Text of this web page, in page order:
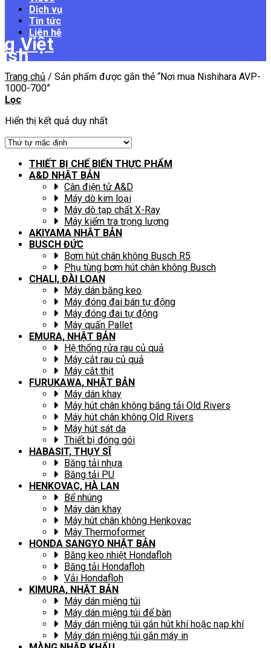
Dịch vụ
Tin tức
Liên hệ
Trang chủ / Sản phẩm được gắn thẻ “Nơi mua Nishihara AVP-
1000-700”
Lọc
Hiển thị kết quả duy nhất
THIẾT BỊ CHẾ BIẾN THỰC PHẨM
A&D NHẬT BẢN
Cân điện tử A&D
Máy dò kim loại
Máy dò tạp chất X-Ray
Máy kiểm tra trọng lượng
AKIYAMA NHẬT BẢN
BUSCH ĐỨC
Bơm hút chân không Busch R5
Phụ tùng bơm hút chân không Busch
CHALI, ĐÀI LOAN
Máy dán băng keo
Máy đóng đai bán tự động
Máy đóng đai tự động
Máy quấn Pallet
EMURA, NHẬT BẢN
Hệ thống rửa rau củ quả
Máy cắt rau củ quả
Máy cắt thịt
FURUKAWA, NHẬT BẢN
Máy dán khay
Máy hút chân không băng tải Old Rivers
Máy hút chân không Old Rivers
Máy hút sát da
Thiết bị đóng gói
HABASIT, THỤY SĨ
Băng tải nhựa
Băng tải PU
HENKOVAC, HÀ LAN
Bể nhúng
Máy dán khay
Máy hút chân không Henkovac
Máy Thermoformer
HONDA SANGYO NHẬT BẢN
Băng keo nhiệt Hondafloh
Băng tải Hondafloh
Vải Hondafloh
KIMURA, NHẬT BẢN
Máy dán miệng túi
Máy dán miệng túi để bàn
Máy dán miệng túi gắn hút khí hoặc nạp khí
Máy dán miệng túi gắn máy in